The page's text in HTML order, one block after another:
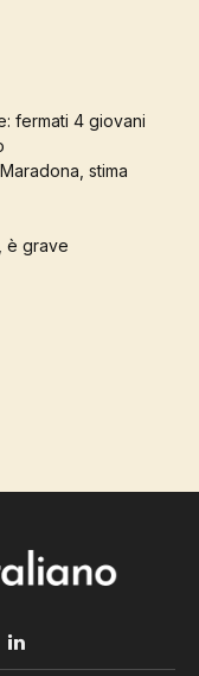
fermati 4 giovani
stima
è grave
LinkedIn